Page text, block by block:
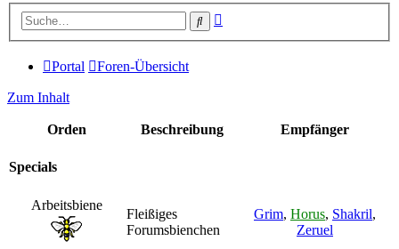
Suche
Portal Foren-Übersicht
Zum Inhalt
Orden Beschreibung Empfänger
Specials
Arbeitsbiene
Fleißiges
Forumsbienchen
Grim, Horus, Shakril,
Zeruel